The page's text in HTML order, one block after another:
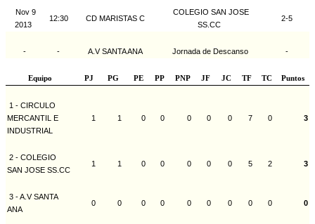
Nov 9
2013
12:30 CD MARISTAS C
COLEGIO SAN JOSE
SS.CC
2-5
- - A.V SANTA ANA Jornada de Descanso -
Equipo PJ PG PE PP PNP JF JC TF TC Puntos
1 - CIRCULO
MERCANTIL E
INDUSTRIAL
1 1 0 0 0 0 0 7 0 3
2 - COLEGIO
SAN JOSE SS.CC
1 1 0 0 0 0 0 5 2 3
3 - A.V SANTA
ANA
0 0 0 0 0 0 0 0 0 0